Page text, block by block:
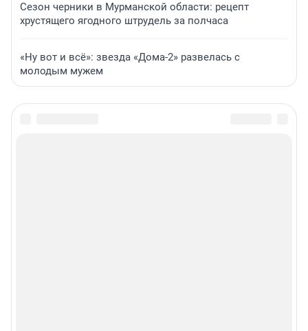
Сезон черники в Мурманской области: рецепт
хрустящего ягодного штрудель за полчаса
«Ну вот и всё»: звезда «Дома-2» развелась с
молодым мужем